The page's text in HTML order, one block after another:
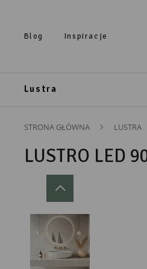
Blog Inspiracje
Lustra
STRONA GŁÓWNA LUSTRA
LUSTRO LED